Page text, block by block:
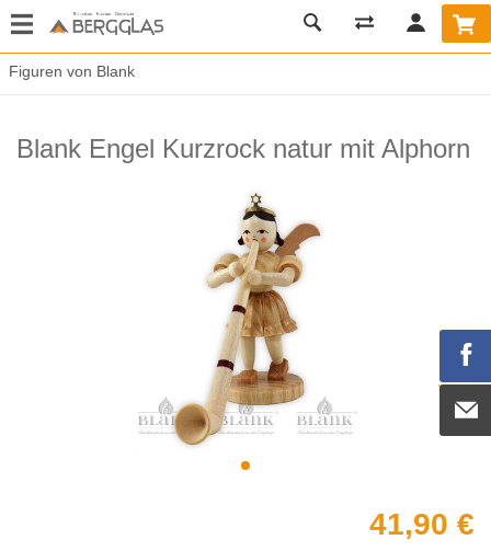
Figuren von Blank
Blank Engel Kurzrock natur mit Alphorn
41,90 €